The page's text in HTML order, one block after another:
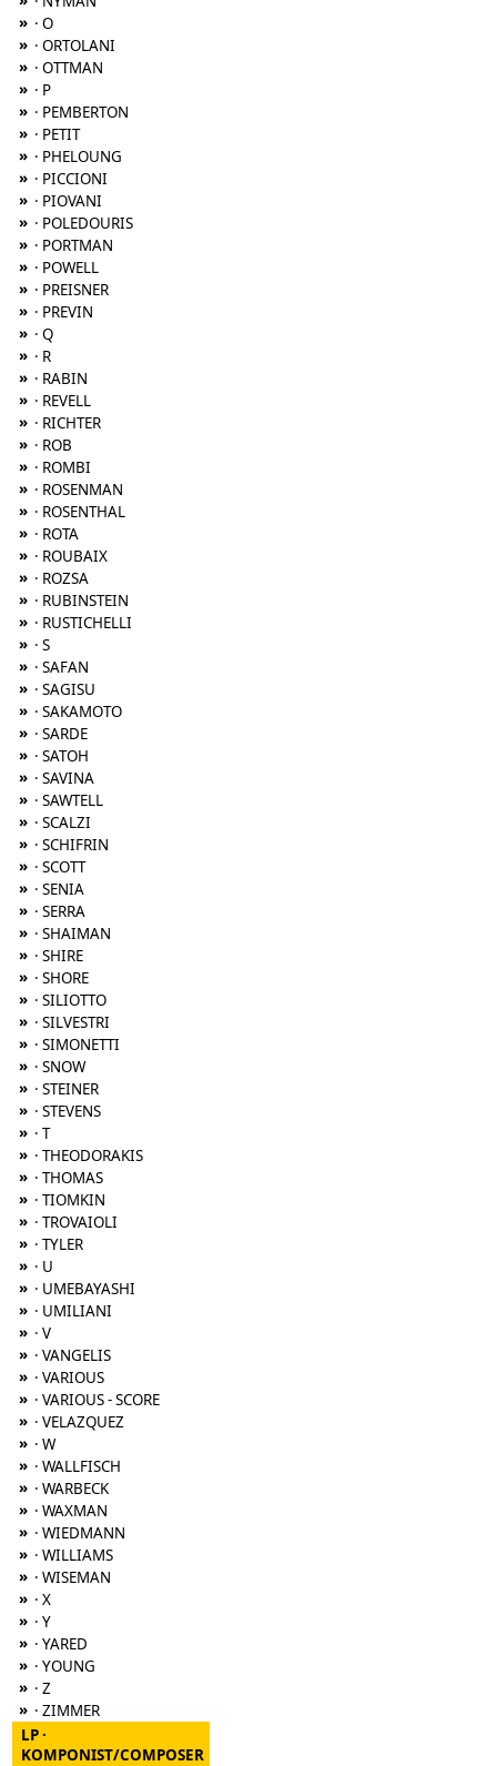
» · O
» · ORTOLANI
» · OTTMAN
» · P
» · PEMBERTON
» · PETIT
» · PHELOUNG
» · PICCIONI
» · PIOVANI
» · POLEDOURIS
» · PORTMAN
» · POWELL
» · PREISNER
» · PREVIN
» · Q
» · R
» · RABIN
» · REVELL
» · RICHTER
» · ROB
» · ROMBI
» · ROSENMAN
» · ROSENTHAL
» · ROTA
» · ROUBAIX
» · ROZSA
» · RUBINSTEIN
» · RUSTICHELLI
» · S
» · SAFAN
» · SAGISU
» · SAKAMOTO
» · SARDE
» · SATOH
» · SAVINA
» · SAWTELL
» · SCALZI
» · SCHIFRIN
» · SCOTT
» · SENIA
» · SERRA
» · SHAIMAN
» · SHIRE
» · SHORE
» · SILIOTTO
» · SILVESTRI
» · SIMONETTI
» · SNOW
» · STEINER
» · STEVENS
» · T
» · THEODORAKIS
» · THOMAS
» · TIOMKIN
» · TROVAIOLI
» · TYLER
» · U
» · UMEBAYASHI
» · UMILIANI
» · V
» · VANGELIS
» · VARIOUS
» · VARIOUS - SCORE
» · VELAZQUEZ
» · W
» · WALLFISCH
» · WARBECK
» · WAXMAN
» · WIEDMANN
» · WILLIAMS
» · WISEMAN
» · X
» · Y
» · YARED
» · YOUNG
» · Z
» · ZIMMER
LP ·
KOMPONIST/COMPOSER